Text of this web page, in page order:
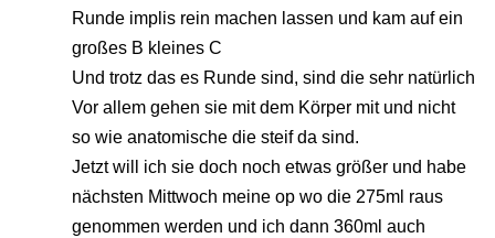
Runde implis rein machen lassen und kam auf ein
großes B kleines C
Und trotz das es Runde sind, sind die sehr natürlich
Vor allem gehen sie mit dem Körper mit und nicht
so wie anatomische die steif da sind.
Jetzt will ich sie doch noch etwas größer und habe
nächsten Mittwoch meine op wo die 275ml raus
genommen werden und ich dann 360ml auch